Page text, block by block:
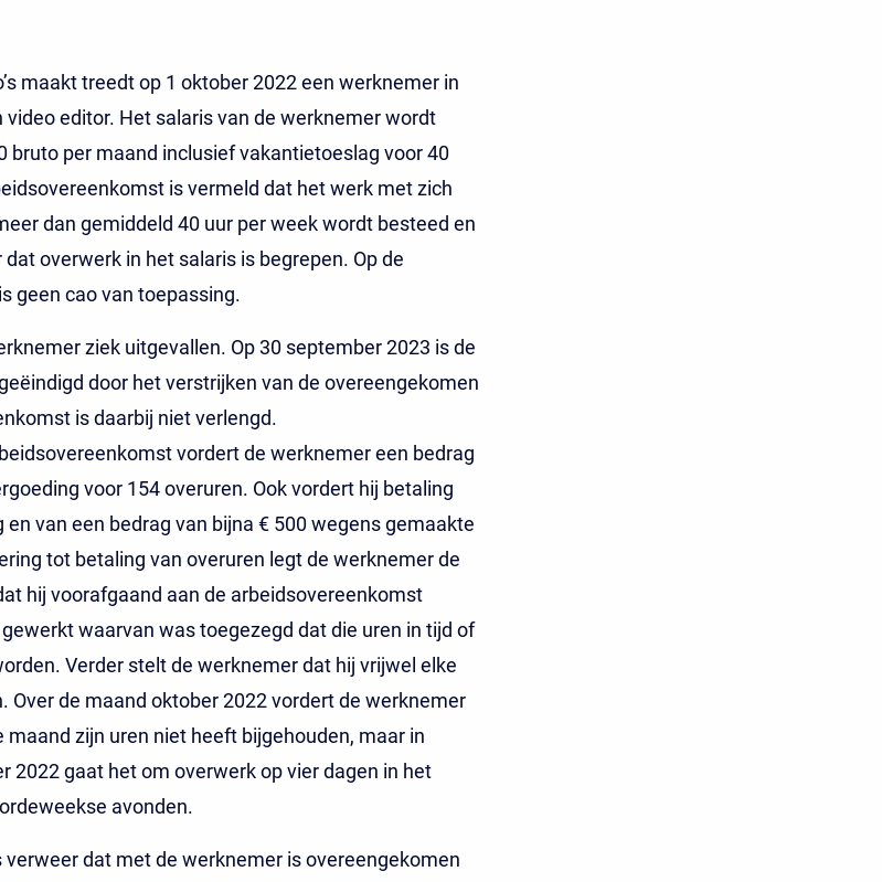
maakt treedt op 1 oktober 2022 een werknemer in
editor. Het salaris van de werknemer wordt
bruto per maand inclusief vakantietoeslag voor 40
is vermeld dat het werk met zich
dan gemiddeld 40 uur per week wordt besteed en
overwerk in het salaris is begrepen. Op de
geen cao van toepassing.
ziek uitgevallen. Op 30 september 2023 is de
door het verstrijken van de overeengekomen
is daarbij niet verlengd.
vordert de werknemer een bedrag
voor 154 overuren. Ook vordert hij betaling
van een bedrag van bijna € 500 wegens gemaakte
tot betaling van overuren legt de werknemer de
hij voorafgaand aan de arbeidsovereenkomst
waarvan was toegezegd dat die uren in tijd of
Verder stelt de werknemer dat hij vrijwel elke
Over de maand oktober 2022 vordert de werknemer
maand zijn uren niet heeft bijgehouden, maar in
2022 gaat het om overwerk op vier dagen in het
avonden.
verweer dat met de werknemer is overeengekomen